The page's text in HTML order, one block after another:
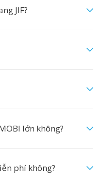
JIF?
lớn không?
phí không?